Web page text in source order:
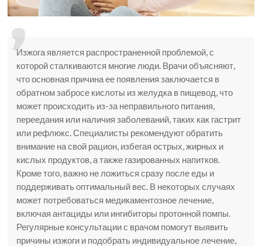
Изжога является распространенной проблемой, с
которой сталкиваются многие люди. Врачи объясняют,
что основная причина ее появления заключается в
обратном забросе кислоты из желудка в пищевод, что
может происходить из-за неправильного питания,
переедания или наличия заболеваний, таких как гастрит
или рефлюкс. Специалисты рекомендуют обратить
внимание на свой рацион, избегая острых, жирных и
кислых продуктов, а также газированных напитков.
Кроме того, важно не ложиться сразу после еды и
поддерживать оптимальный вес. В некоторых случаях
может потребоваться медикаментозное лечение,
включая антациды или ингибиторы протонной помпы.
Регулярные консультации с врачом помогут выявить
причины изжоги и подобрать индивидуальное лечение,